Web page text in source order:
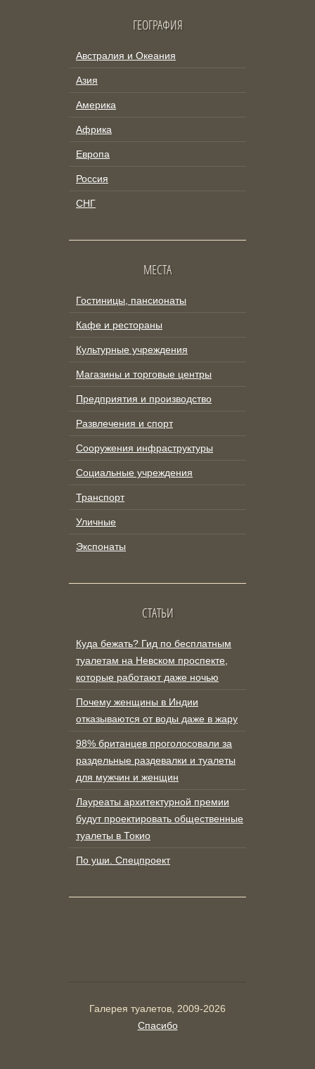
ГЕОГРАФИЯ
Австралия и Океания
Азия
Америка
Африка
Европа
Россия
СНГ
МЕСТА
Гостиницы, пансионаты
Кафе и рестораны
Культурные учреждения
Магазины и торговые центры
Предприятия и производство
Развлечения и спорт
Сооружения инфраструктуры
Социальные учреждения
Транспорт
Уличные
Экспонаты
СТАТЬИ
Куда бежать? Гид по бесплатным
туалетам на Невском проспекте,
которые работают даже ночью
Почему женщины в Индии
отказываются от воды даже в жару
98% британцев проголосовали за
раздельные раздевалки и туалеты
для мужчин и женщин
Лауреаты архитектурной премии
будут проектировать общественные
туалеты в Токио
По уши. Спецпроект
Галерея туалетов, 2009-2026
Спасибо